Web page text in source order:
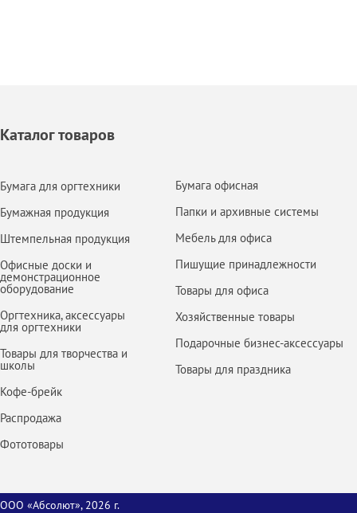
Каталог товаров
Бумага для оргтехники
Бумажная продукция
Штемпельная продукция
Офисные доски и
демонстрационное
оборудование
Оргтехника, аксессуары
для оргтехники
Товары для творчества и
школы
Кофе-брейк
Распродажа
Фототовары
Бумага офисная
Папки и архивные системы
Мебель для офиса
Пишущие принадлежности
Товары для офиса
Хозяйственные товары
Подарочные бизнес-аксессуары
Товары для праздника
ООО «Абсолют», 2026 г.